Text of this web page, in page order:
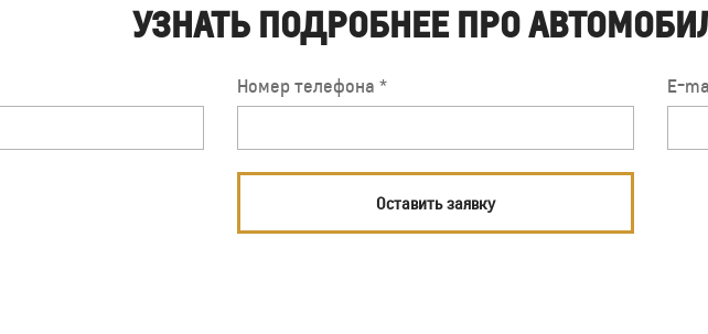
УЗНАТЬ ПОДРОБНЕЕ ПРО
Номер телефона * E-
Оставить заявку